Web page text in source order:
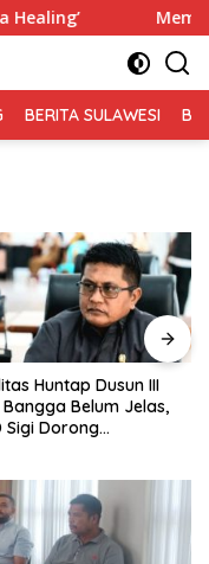
Membaur Tanpa
BERITA SULAWESI
Huntap Dusun III
Belum Jelas,
Sigi Dorong